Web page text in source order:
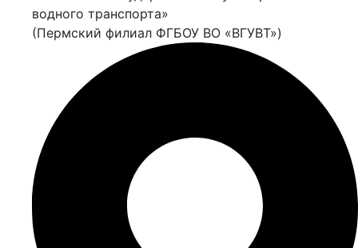
водного транспорта»
(Пермский филиал ФГБОУ ВО «ВГУВТ»)